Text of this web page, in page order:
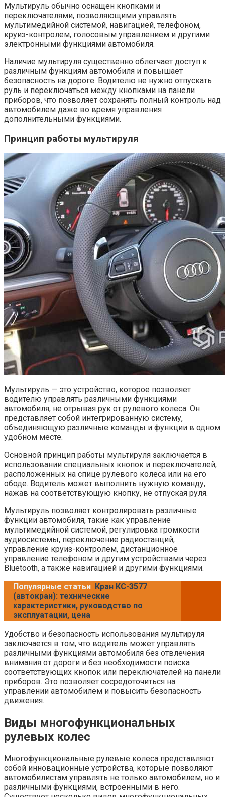
Мультируль обычно оснащен кнопками и
переключателями, позволяющими управлять
мультимедийной системой, навигацией, телефоном,
круиз-контролем, голосовым управлением и другими
электронными функциями автомобиля.
Наличие мультируля существенно облегчает доступ к
различным функциям автомобиля и повышает
безопасность на дороге. Водителю не нужно отпускать
руль и переключаться между кнопками на панели
приборов, что позволяет сохранять полный контроль над
автомобилем даже во время управления
дополнительными функциями.
Принцип работы мультируля
Мультируль — это устройство, которое позволяет
водителю управлять различными функциями
автомобиля, не отрывая рук от рулевого колеса. Он
представляет собой интегрированную систему,
объединяющую различные команды и функции в одном
удобном месте.
Основной принцип работы мультируля заключается в
использовании специальных кнопок и переключателей,
расположенных на спице рулевого колеса или на его
ободе. Водитель может выполнить нужную команду,
нажав на соответствующую кнопку, не отпуская руля.
Мультируль позволяет контролировать различные
функции автомобиля, такие как управление
мультимедийной системой, регулировка громкости
аудиосистемы, переключение радиостанций,
управление круиз-контролем, дистанционное
управление телефоном и другим устройствами через
Bluetooth, а также навигацией и другими функциями.
Популярные статьи Кран КС-3577
(автокран): технические
характеристики, руководство по
эксплуатации, цена
Удобство и безопасность использования мультируля
заключается в том, что водитель может управлять
различными функциями автомобиля без отвлечения
внимания от дороги и без необходимости поиска
соответствующих кнопок или переключателей на панели
приборов. Это позволяет сосредоточиться на
управлении автомобилем и повысить безопасность
движения.
Виды многофункциональных
рулевых колес
Многофункциональные рулевые колеса представляют
собой инновационные устройства, которые позволяют
автомобилистам управлять не только автомобилем, но и
различными функциями, встроенными в него.